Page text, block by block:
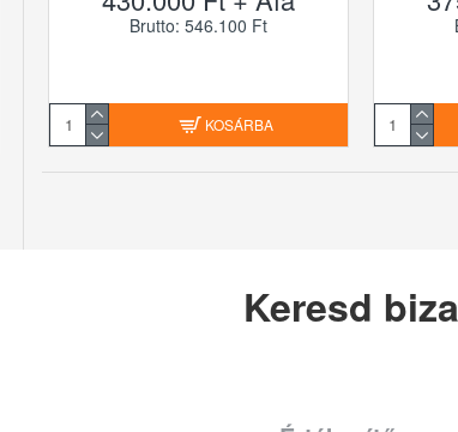
Brutto: 546.100 Ft
KOSÁRBA
Keresd